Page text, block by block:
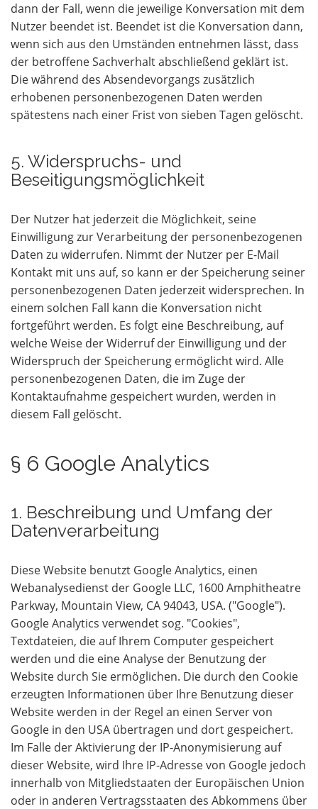
dann der Fall, wenn die jeweilige Konversation mit dem
Nutzer beendet ist. Beendet ist die Konversation dann,
wenn sich aus den Umständen entnehmen lässt, dass
der betroffene Sachverhalt abschließend geklärt ist.
Die während des Absendevorgangs zusätzlich
erhobenen personenbezogenen Daten werden
spätestens nach einer Frist von sieben Tagen gelöscht.
5. Widerspruchs- und
Beseitigungsmöglichkeit
Der Nutzer hat jederzeit die Möglichkeit, seine
Einwilligung zur Verarbeitung der personenbezogenen
Daten zu widerrufen. Nimmt der Nutzer per E-Mail
Kontakt mit uns auf, so kann er der Speicherung seiner
personenbezogenen Daten jederzeit widersprechen. In
einem solchen Fall kann die Konversation nicht
fortgeführt werden. Es folgt eine Beschreibung, auf
welche Weise der Widerruf der Einwilligung und der
Widerspruch der Speicherung ermöglicht wird. Alle
personenbezogenen Daten, die im Zuge der
Kontaktaufnahme gespeichert wurden, werden in
diesem Fall gelöscht.
§ 6 Google Analytics
1. Beschreibung und Umfang der
Datenverarbeitung
Diese Website benutzt Google Analytics, einen
Webanalysedienst der Google LLC, 1600 Amphitheatre
Parkway, Mountain View, CA 94043, USA. ("Google").
Google Analytics verwendet sog. "Cookies",
Textdateien, die auf Ihrem Computer gespeichert
werden und die eine Analyse der Benutzung der
Website durch Sie ermöglichen. Die durch den Cookie
erzeugten Informationen über Ihre Benutzung dieser
Website werden in der Regel an einen Server von
Google in den USA übertragen und dort gespeichert.
Im Falle der Aktivierung der IP-Anonymisierung auf
dieser Website, wird Ihre IP-Adresse von Google jedoch
innerhalb von Mitgliedstaaten der Europäischen Union
oder in anderen Vertragsstaaten des Abkommens über